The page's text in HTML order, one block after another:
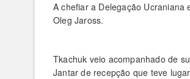
A chefiar a Delegação
Oleg Jaross.
Tkachuk veio acompanhado de
Jantar de recepção que teve